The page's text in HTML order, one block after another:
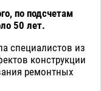
по подсчетам
50 лет.
специалистов из
конструкции
ремонтных